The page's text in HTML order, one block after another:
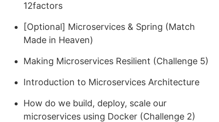
12factors
[Optional] Microservices & Spring (Match
Made in Heaven)
Making Microservices Resilient (Challenge 5)
Introduction to Microservices Architecture
How do we build, deploy, scale our
microservices using Docker (Challenge 2)